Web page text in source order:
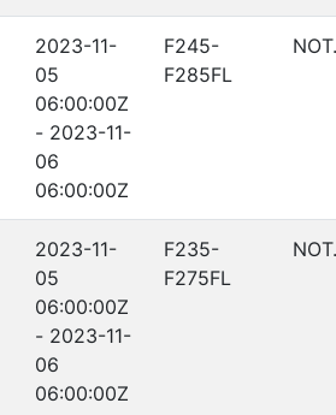
2023-11-
05
06:00:00Z
- 2023-11-
06
06:00:00Z
F245-
F285FL
2023-11-
05
06:00:00Z
- 2023-11-
06
06:00:00Z
F235-
F275FL